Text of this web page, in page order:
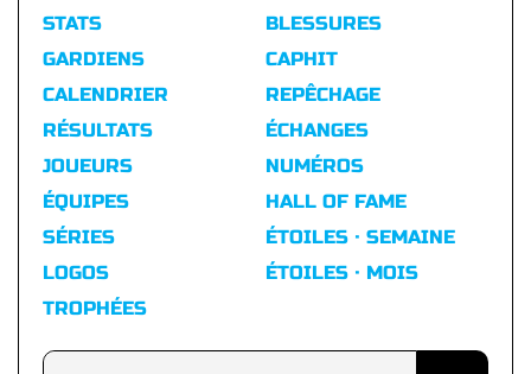
STATS
GARDIENS
CALENDRIER
RÉSULTATS
BLESSURES
CAPHIT
REPÊCHAGE
ÉCHANGES
JOUEURS
ÉQUIPES
SÉRIES
LOGOS
TROPHÉES
NUMÉROS
HALL OF FAME
ÉTOILES · SEMAINE
ÉTOILES · MOIS